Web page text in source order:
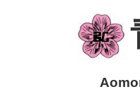
Aomori